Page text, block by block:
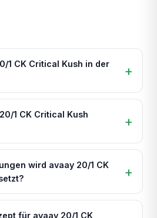
1 CK Critical Kush in der
1 CK Critical Kush
wird avaay 20/1 CK
für avaay 20/1 CK